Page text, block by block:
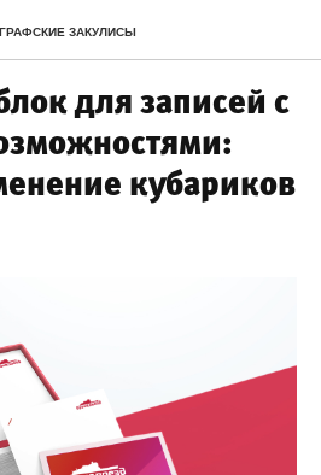
ЗАКУЛИСЫ
для записей с
кубариков